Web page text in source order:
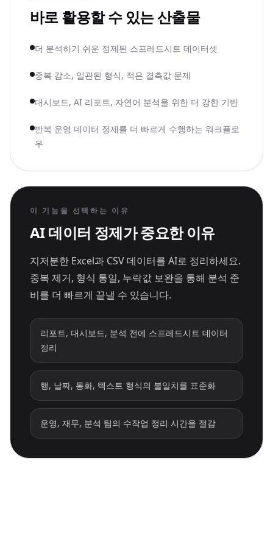
바로 활용할 수 있는 산출물
더 분석하기 쉬운 정제된 스프레드시트 데이터셋
중복 감소, 일관된 형식, 적은 결측값 문제
대시보드, AI 리포트, 자연어 분석을 위한 더 강한 기반
반복 운영 데이터 정제를 더 빠르게 수행하는 워크플로
우
이 기능을 선택하는 이유
AI 데이터 정제가 중요한 이유
지저분한 Excel과 CSV 데이터를 AI로 정리하세요.
중복 제거, 형식 통일, 누락값 보완을 통해 분석 준
비를 더 빠르게 끝낼 수 있습니다.
리포트, 대시보드, 분석 전에 스프레드시트 데이터
정리
행, 날짜, 통화, 텍스트 형식의 불일치를 표준화
운영, 재무, 분석 팀의 수작업 정리 시간을 절감